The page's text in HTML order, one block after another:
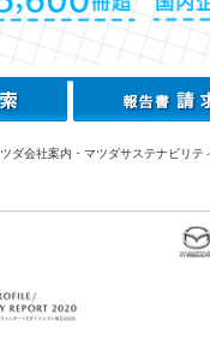
ツダ会社案内・マツダサステナビリ